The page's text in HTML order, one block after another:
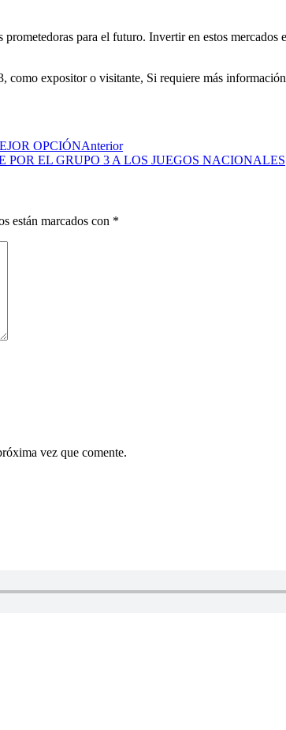
para el futuro. Invertir en estos
expositor o visitante, Si requiere más
OPCIÓNAnterior
EL GRUPO 3 A LOS JUEGOS NACIONALES
están marcados con *
vez que comente.